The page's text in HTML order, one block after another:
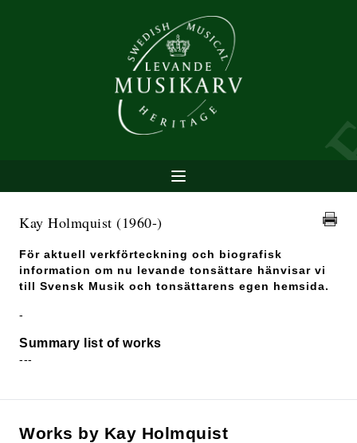
Kay Holmquist (1960-)
För aktuell verkförteckning och biografisk
information om nu levande tonsättare hänvisar vi
till Svensk Musik och tonsättarens egen hemsida.
-
Summary list of works
---
Works by Kay Holmquist